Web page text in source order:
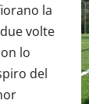
la
volte
lo
del